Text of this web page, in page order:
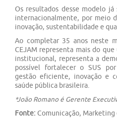
Os resultados desse modelo
internacionalmente, por meio
inovação, sustentabilidade e
Ao completar 35 anos neste
CEJAM representa mais do
institucional, representa a
possível fortalecer o SUS
gestão eficiente, inovação e
saúde pública brasileira.
*João Romano é Gerente
Fonte: Comunicação,